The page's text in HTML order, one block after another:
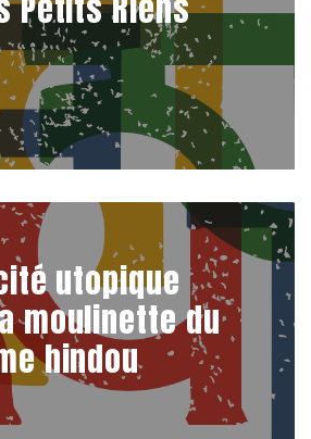
utopique
moulinette du
hindou